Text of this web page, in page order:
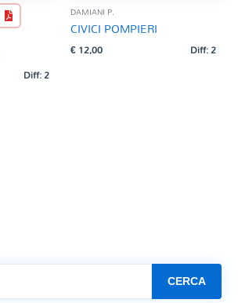
Diff: 2
DAMIANI P.
CIVICI POMPIERI
€12,00 Diff: 2
CERCA